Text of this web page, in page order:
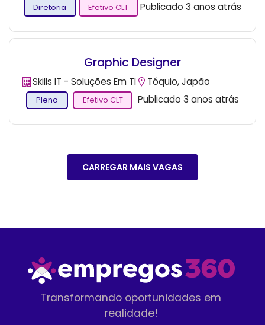
Diretoria Efetivo CLT Publicado 3 anos atrás
Graphic Designer
Skills IT - Soluções Em TI Tóquio, Japão
Pleno Efetivo CLT Publicado 3 anos atrás
CARREGAR MAIS VAGAS
Transformando oportunidades em
realidade!